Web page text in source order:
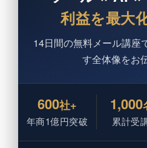
利益を最大
14日間の無料メール講座
す全体像をお
600社+
年商1億円突破
1,000
累計受